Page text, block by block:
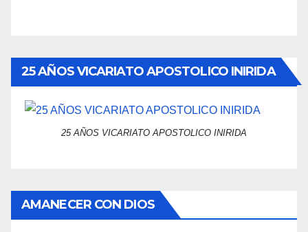
25 AÑOS VICARIATO APOSTOLICO INIRIDA
25 AÑOS VICARIATO APOSTOLICO INIRIDA
AMANECER CON DIOS